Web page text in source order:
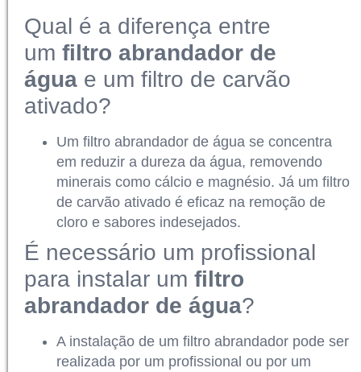
Qual é a diferença entre
um filtro abrandador de
água e um filtro de carvão
ativado?
Um filtro abrandador de água se concentra
em reduzir a dureza da água, removendo
minerais como cálcio e magnésio. Já um filtro
de carvão ativado é eficaz na remoção de
cloro e sabores indesejados.
É necessário um profissional
para instalar um filtro
abrandador de água?
A instalação de um filtro abrandador pode ser
realizada por um profissional ou por um